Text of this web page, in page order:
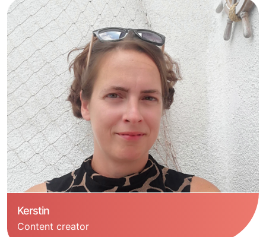
Kerstin
Content creator